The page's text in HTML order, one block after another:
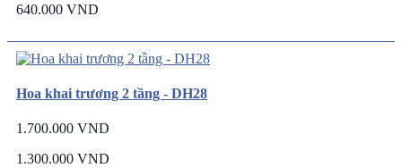
640.000 VND
Hoa khai trương 2 tầng - DH28
1.700.000 VND
1.300.000 VND